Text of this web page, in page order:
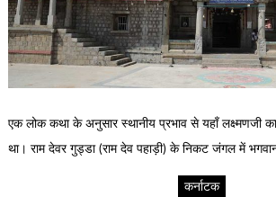
एक लोक कथा के अनुसार स्थानीय प्रभाव से यहाँ लक्ष्मणजी
था। राम देवर गुड्डा (राम देव पहाड़ी) के निकट जंगल में
कर्नाटक